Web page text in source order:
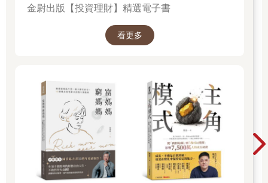
金尉出版【投資理財】精選電子書
看更多